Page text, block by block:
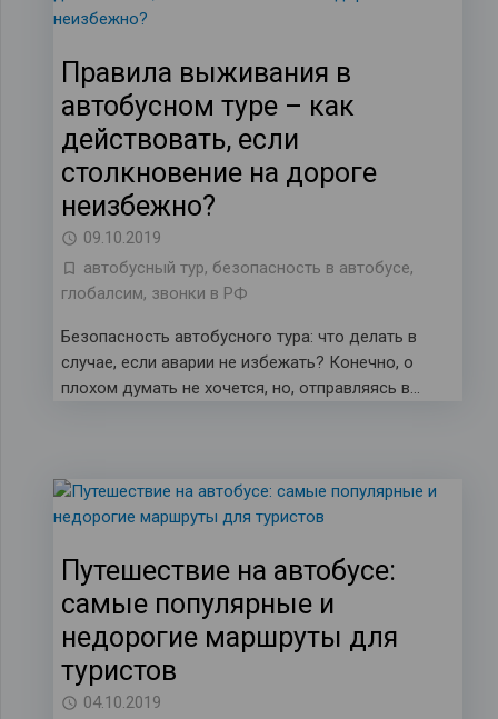
Правила выживания в
автобусном туре – как
действовать, если
столкновение на дороге
неизбежно?
09.10.2019
автобусный тур, безопасность в автобусе,
глобалсим, звонки в РФ
Безопасность автобусного тура: что делать в
случае, если аварии не избежать? Конечно, о
плохом думать не хочется, но, отправляясь в…
Путешествие на автобусе:
самые популярные и
недорогие маршруты для
туристов
04.10.2019